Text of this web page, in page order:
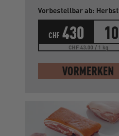
Vorbestellbar ab: Herbst
CHF 430 10
CHF 43.00 / 1 kg
VORMERKEN